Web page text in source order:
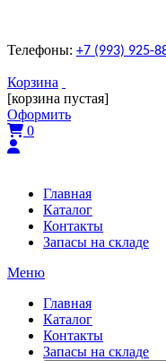
Телефоны: +7 (993) 925-
Корзина
[корзина пустая]
Оформить
0
Главная
Каталог
Контакты
Запасы на складе
Меню
Главная
Каталог
Контакты
Запасы на складе